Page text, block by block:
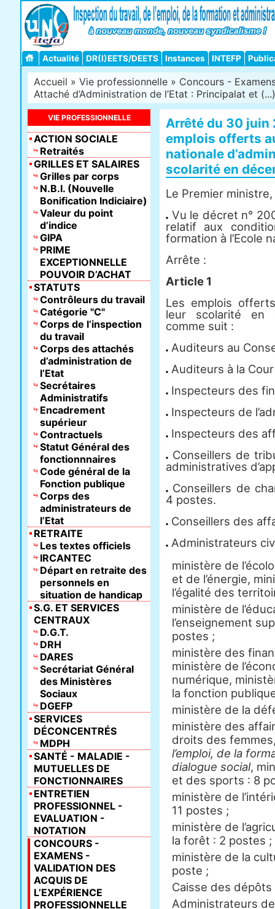
Actualité DR(I)EETS/DEETS Instances INTEFP
Accueil » Vie professionnelle » Concours -
Attaché d’Administration de l’Etat : Principalat et (...)
Arrêté du 30 juin
emplois offerts
nationale
scolarité en
Le Premier ministre,
Vu le décret n°
relatif aux
formation à l’Ecole
Arrête :
Article 1
Les emplois
leur scolarité en
comme suit :
Auditeurs au
Auditeurs à la
Inspecteurs des
Inspecteurs de
Inspecteurs des
Conseillers de
administratives
Conseillers de
4 postes.
Conseillers des
Administrateurs
ministère de
et de l’énergie,
l’égalité des
ministère de
l’enseignement
postes ;
ministère des
ministère de
numérique,
la fonction
ministère de la
ministère des
droits des
l’emploi, de la
dialogue social,
et des sports : 8
ministère de
11 postes ;
ministère de
la forêt : 2 postes ;
ministère de la
poste ;
Caisse des
Administrateurs
VIE PROFESSIONNELLE
ACTION SOCIALE
Retraités
GRILLES ET SALAIRES
Grilles par corps
N.B.I. (Nouvelle
Bonification Indiciaire)
Valeur du point
d’indice
GIPA
PRIME
EXCEPTIONNELLE
POUVOIR D’ACHAT
STATUTS
Contrôleurs du travail
Catégorie "C"
Corps de l’inspection
du travail
Corps des attachés
d’administration de
l’Etat
Secrétaires
Administratifs
Encadrement
supérieur
Contractuels
Statut Général des
fonctionnnaires
Code général de la
Fonction publique
Corps des
administrateurs de
l’Etat
RETRAITE
Les textes officiels
IRCANTEC
Départ en retraite des
personnels en
situation de handicap
S.G. ET SERVICES
CENTRAUX
D.G.T.
DRH
DARES
Secrétariat Général
des Ministères
Sociaux
DGEFP
SERVICES
DÉCONCENTRÉS
MDPH
SANTÉ - MALADIE -
MUTUELLES DE
FONCTIONNAIRES
ENTRETIEN
PROFESSIONNEL -
EVALUATION -
NOTATION
CONCOURS -
EXAMENS -
VALIDATION DES
ACQUIS DE
L’EXPÉRIENCE
PROFESSIONNELLE